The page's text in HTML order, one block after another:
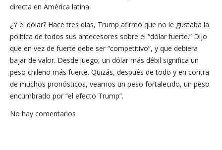
directa en América latina.
¿Y el dólar? Hace tres días, Trump afirmó que no le gustaba la
política de todos sus antecesores sobre el “dólar fuerte.” Dijo
que en vez de fuerte debe ser “competitivo”, y que debiera
bajar de valor. Desde luego, un dólar más débil significa un
peso chileno más fuerte. Quizás, después de todo y en contra
de muchos pronósticos, veamos un peso fortalecido, un peso
encumbrado por “el efecto Trump”.
No hay comentarios